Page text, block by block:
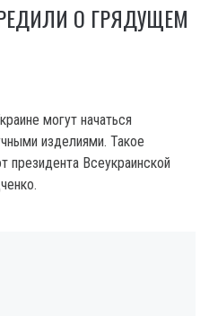
О ГРЯДУЩЕМ
могут начаться
изделиями. Такое
президента Всеукраинской